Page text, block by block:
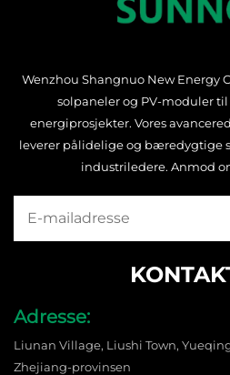
Wenzhou Shangnuo New Energy
solpaneler og PV-moduler
energiprosjekter. Vores
leverer pålidelige og bæredygtige
industriledere. Anmod
Adresse:
Liunan Village, Liushi Town,
Zhejiang-provinsen